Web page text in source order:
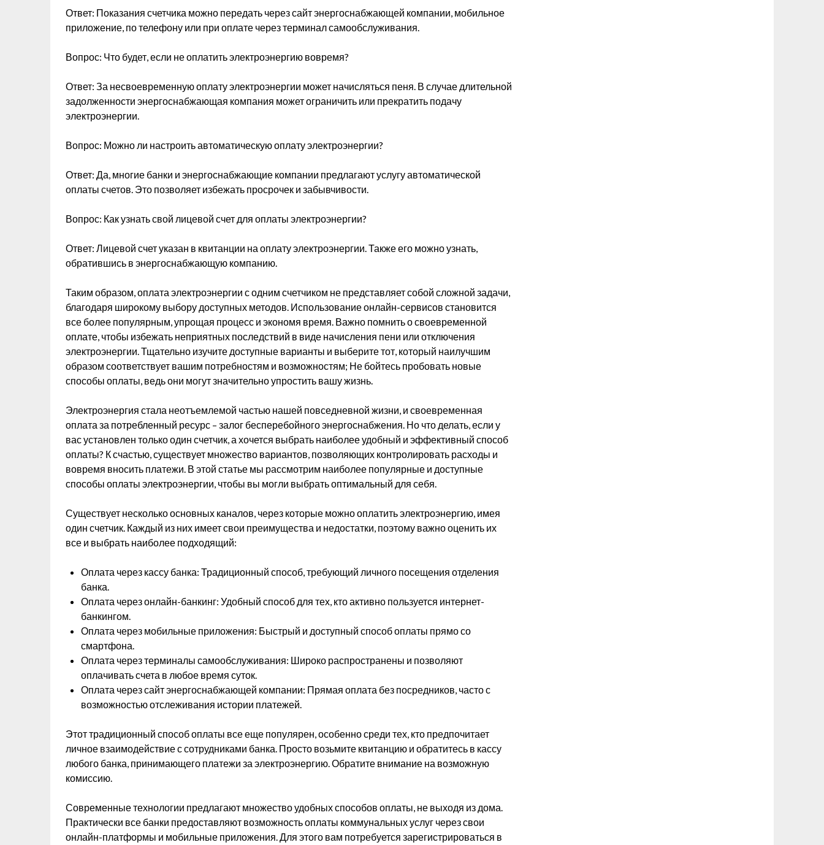
Ответ: Показания счетчика можно передать через сайт энергоснабжающей компании, мобильное
приложение, по телефону или при оплате через терминал самообслуживания.
Вопрос: Что будет, если не оплатить электроэнергию вовремя?
Ответ: За несвоевременную оплату электроэнергии может начисляться пеня. В случае длительной
задолженности энергоснабжающая компания может ограничить или прекратить подачу
электроэнергии.
Вопрос: Можно ли настроить автоматическую оплату электроэнергии?
Ответ: Да, многие банки и энергоснабжающие компании предлагают услугу автоматической
оплаты счетов. Это позволяет избежать просрочек и забывчивости.
Вопрос: Как узнать свой лицевой счет для оплаты электроэнергии?
Ответ: Лицевой счет указан в квитанции на оплату электроэнергии. Также его можно узнать,
обратившись в энергоснабжающую компанию.
Таким образом, оплата электроэнергии с одним счетчиком не представляет собой сложной задачи,
благодаря широкому выбору доступных методов. Использование онлайн-сервисов становится
все более популярным, упрощая процесс и экономя время. Важно помнить о своевременной
оплате, чтобы избежать неприятных последствий в виде начисления пени или отключения
электроэнергии. Тщательно изучите доступные варианты и выберите тот, который наилучшим
образом соответствует вашим потребностям и возможностям; Не бойтесь пробовать новые
способы оплаты, ведь они могут значительно упростить вашу жизнь.
Электроэнергия стала неотъемлемой частью нашей повседневной жизни, и своевременная
оплата за потребленный ресурс – залог бесперебойного энергоснабжения. Но что делать, если у
вас установлен только один счетчик, а хочется выбрать наиболее удобный и эффективный способ
оплаты? К счастью, существует множество вариантов, позволяющих контролировать расходы и
вовремя вносить платежи. В этой статье мы рассмотрим наиболее популярные и доступные
способы оплаты электроэнергии, чтобы вы могли выбрать оптимальный для себя.
Существует несколько основных каналов, через которые можно оплатить электроэнергию, имея
один счетчик. Каждый из них имеет свои преимущества и недостатки, поэтому важно оценить их
все и выбрать наиболее подходящий:
Оплата через кассу банка: Традиционный способ, требующий личного посещения отделения
банка.
Оплата через онлайн-банкинг: Удобный способ для тех, кто активно пользуется интернет-
банкингом.
Оплата через мобильные приложения: Быстрый и доступный способ оплаты прямо со
смартфона.
Оплата через терминалы самообслуживания: Широко распространены и позволяют
оплачивать счета в любое время суток.
Оплата через сайт энергоснабжающей компании: Прямая оплата без посредников, часто с
возможностью отслеживания истории платежей.
Этот традиционный способ оплаты все еще популярен, особенно среди тех, кто предпочитает
личное взаимодействие с сотрудниками банка. Просто возьмите квитанцию и обратитесь в кассу
любого банка, принимающего платежи за электроэнергию. Обратите внимание на возможную
комиссию.
Современные технологии предлагают множество удобных способов оплаты, не выходя из дома.
Практически все банки предоставляют возможность оплаты коммунальных услуг через свои
онлайн-платформы и мобильные приложения. Для этого вам потребуется зарегистрироваться в